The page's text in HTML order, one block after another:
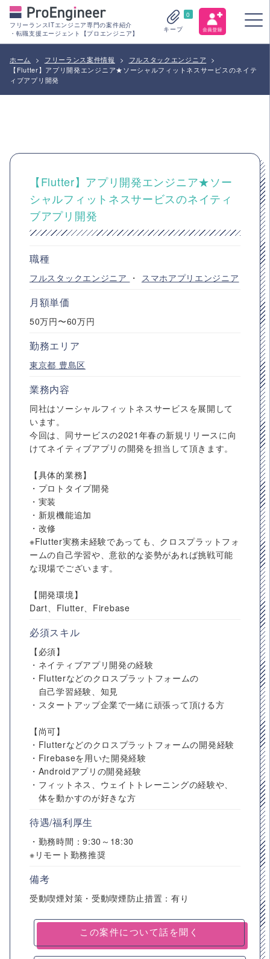
フリーランスITエンジニア専門の案件紹介
・転職支援エージェント【プロエンジニア】
0
キープ
ホーム > フリーランス案件情報 > フルスタックエンジニア
>
【Flutter】アプリ開発エンジニア★ソーシャルフィットネスサービスのネイテ
ィブアプリ開発
【Flutter】アプリ開発エンジニア★ソー
シャルフィットネスサービスのネイティ
ブアプリ開発
職種
フルスタックエンジニア ・ スマホアプリエンジニア
月額単価
50万円〜60万円
勤務エリア
東京都 豊島区
業務内容
同社はソーシャルフィットネスサービスを展開して
います。
今回は、同サービスの2021年春の新規リリースに向
けてネイティブアプリの開発を担当して頂きます。
【具体的業務】
・プロトタイプ開発
・実装
・新規機能追加
・改修
※Flutter実務未経験であっても、クロスプラットフォ
ームの自己学習や、意欲的な姿勢があれば挑戦可能
な現場でございます。
【開発環境】
Dart、Flutter、Firebase
必須スキル
【必須】
・ネイティブアプリ開発の経験
・Flutterなどのクロスプラットフォームの
自己学習経験、知見
・スタートアップ企業で一緒に頑張って頂ける方
【尚可】
・Flutterなどのクロスプラットフォームの開発経験
・Firebaseを用いた開発経験
・Androidアプリの開発経験
・フィットネス、ウェイトトレーニングの経験や、
体を動かすのが好きな方
待遇/福利厚生
・勤務時間：9:30～18:30
※リモート勤務推奨
備考
受動喫煙対策・受動喫煙防止措置：有り